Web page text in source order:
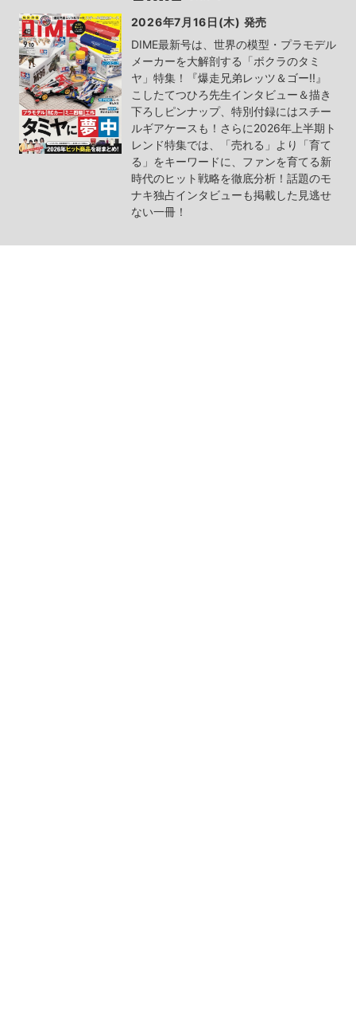
2026年7月16日(木) 発売
DIME最新号は、世界の模型・プラモデル
メーカーを大解剖する「ボクラのタミ
ヤ」特集！『爆走兄弟レッツ＆ゴー!!』
こしたてつひろ先生インタビュー＆描き
下ろしピンナップ、特別付録にはスチー
ルギアケースも！さらに2026年上半期ト
レンド特集では、「売れる」より「育て
る」をキーワードに、ファンを育てる新
時代のヒット戦略を徹底分析！話題のモ
ナキ独占インタビューも掲載した見逃せ
ない一冊！